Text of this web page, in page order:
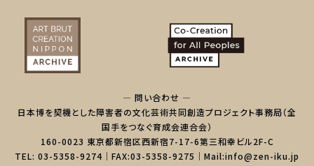
— 問い合わせ —
日本博を契機とした障害者の文化芸術共同創造プロジェクト事務局（全
国手をつなぐ育成会連合会）
160-0023 東京都新宿区西新宿7-17-6第三和幸ビル2F-C
TEL: 03-5358-9274｜FAX:03-5358-9275｜Mail:info@zen-iku.jp